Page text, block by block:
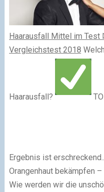
Haarausfall Mittel im Test
Vergleichstest 2018
Haarausfall?
Ergebnis ist
Orangenhaut bekämpfen
Wie werden wir die